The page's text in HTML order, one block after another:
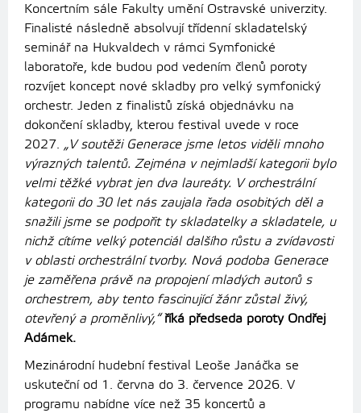
Koncertním sále Fakulty umění Ostravské univerzity.
Finalisté následně absolvují třídenní skladatelský
seminář na Hukvaldech v rámci Symfonické
laboratoře, kde budou pod vedením členů poroty
rozvíjet koncept nové skladby pro velký symfonický
orchestr. Jeden z finalistů získá objednávku na
dokončení skladby, kterou festival uvede v roce
2027. „V soutěži Generace jsme letos viděli mnoho
výrazných talentů. Zejména v nejmladší kategorii bylo
velmi těžké vybrat jen dva laureáty. V orchestrální
kategorii do 30 let nás zaujala řada osobitých děl a
snažili jsme se podpořit ty skladatelky a skladatele, u
nichž cítíme velký potenciál dalšího růstu a zvídavosti
v oblasti orchestrální tvorby. Nová podoba Generace
je zaměřena právě na propojení mladých autorů s
orchestrem, aby tento fascinující žánr zůstal živý,
otevřený a proměnlivý,“ říká předseda poroty Ondřej
Adámek.
Mezinárodní hudební festival Leoše Janáčka se
uskuteční od 1. června do 3. července 2026. V
programu nabídne více než 35 koncertů a